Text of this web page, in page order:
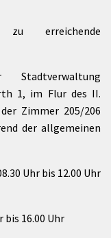
erreichende
1, im Flur des II.
Zimmer 205/206
der allgemeinen
bis 12.00 Uhr
Uhr